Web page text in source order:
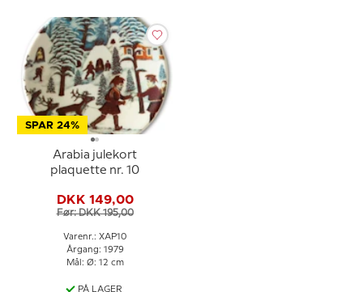
SPAR 24%
Arabia julekort
plaquette nr. 10
DKK 149,00
Før: DKK 195,00
Varenr.: XAP10
Årgang: 1979
Mål: Ø: 12 cm
PÅ LAGER